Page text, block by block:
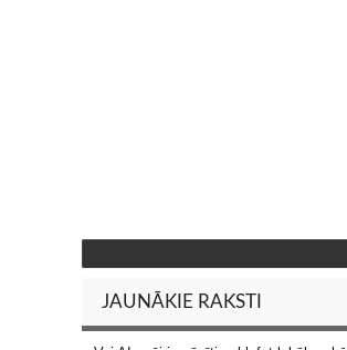
JAUNĀKIE RAKSTI